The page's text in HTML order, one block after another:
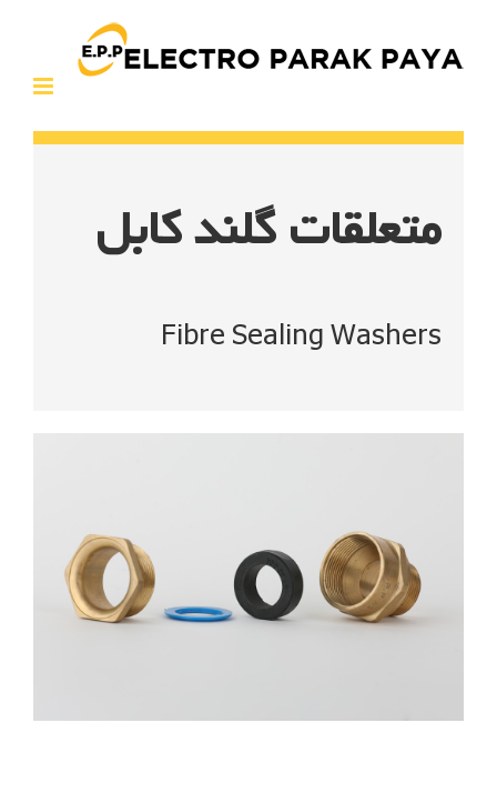
متعلقات گلند کابل
Fibre Sealing Washers